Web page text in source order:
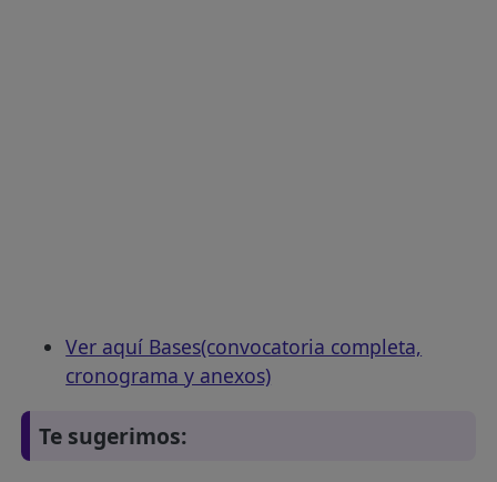
Ver aquí Bases(convocatoria completa,
cronograma y anexos)
Te sugerimos: